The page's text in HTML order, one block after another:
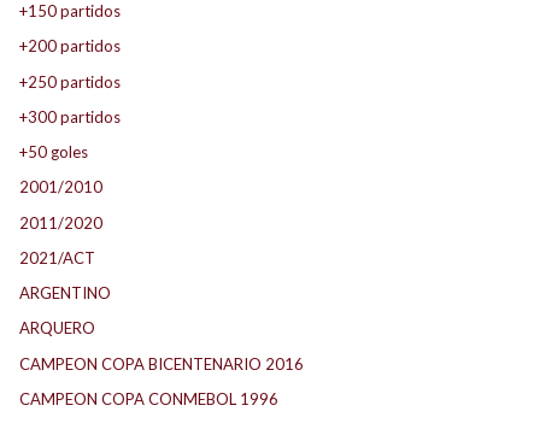
+150 partidos
+200 partidos
+250 partidos
+300 partidos
+50 goles
2001/2010
2011/2020
2021/ACT
ARGENTINO
ARQUERO
CAMPEON COPA BICENTENARIO 2016
CAMPEON COPA CONMEBOL 1996